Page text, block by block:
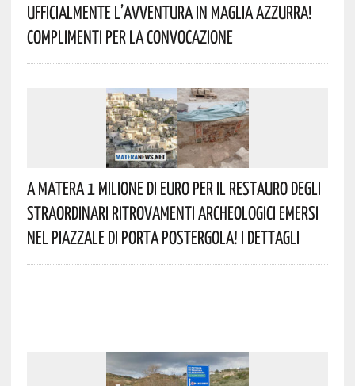
Ufficialmente L’avventura In Maglia Azzurra!
Complimenti Per La Convocazione
A Matera 1 Milione Di Euro Per Il Restauro Degli
Straordinari Ritrovamenti Archeologici Emersi
Nel Piazzale Di Porta Postergola! I Dettagli